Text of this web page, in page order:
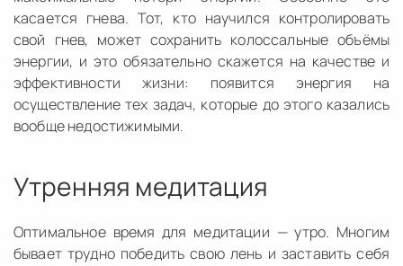
касается гнева. Тот, кто научился контролировать
свой гнев, может сохранить колоссальные объёмы
энергии, и это обязательно скажется на качестве и
эффективности жизни: появится энергия на
осуществление тех задач, которые до этого казались
вообще недостижимыми.
Утренняя медитация
Оптимальное время для медитации — утро. Многим
бывает трудно победить свою лень и заставить себя